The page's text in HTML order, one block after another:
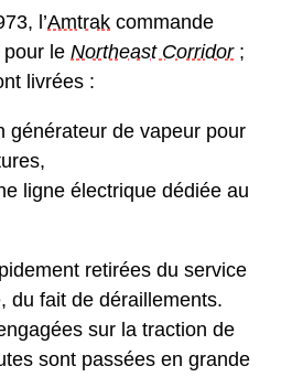
l’Amtrak commande
le Northeast Corridor;
livrées :
générateur de vapeur pour
ligne électrique dédiée au
retirées du service
du fait de déraillements.
sur la traction de
sont passées en grande